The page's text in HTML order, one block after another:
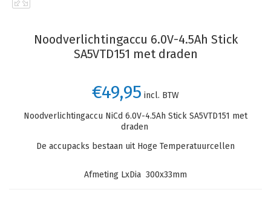
Noodverlichtingaccu 6.0V-4.5Ah Stick
SA5VTD151 met draden
€49,95 incl. BTW
Noodverlichtingaccu NiCd 6.0V-4.5Ah Stick SA5VTD151 met
draden
De accupacks bestaan uit Hoge Temperatuurcellen
Afmeting LxDia 300x33mm